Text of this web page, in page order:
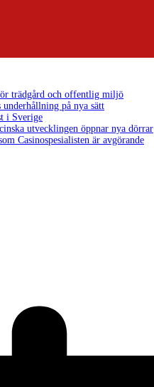
trädgård och offentlig miljö
på nya sätt
i Sverige
utvecklingen öppnar nya dörrar
Casinospesialisten är avgörande